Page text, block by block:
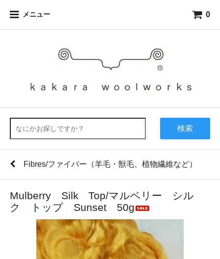
メニュー 0
検索
Fibres/ファイバー（羊毛・獣毛、植物繊維など）
Mulberry Silk Top/マルベリー シル
ク トップ Sunset 50g